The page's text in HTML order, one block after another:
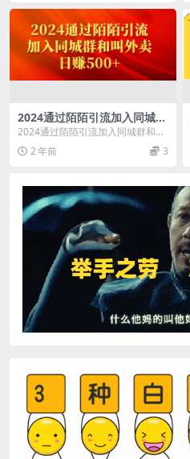
2024通过陌陌引流加入同城群
和叫外卖日赚500+
2024通过陌陌引流加入同城群和叫
外卖日赚500+
2 年前 3